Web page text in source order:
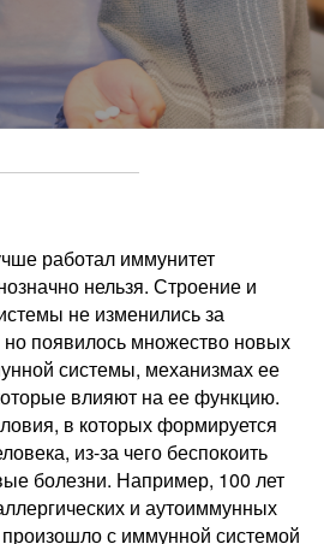
работал иммунитет
нельзя. Строение и
не изменились за
но появилось множество новых
системы, механизмах ее
влияют на ее функцию.
в которых формируется
из-за чего беспокоить
болезни. Например, 100 лет
и аутоиммунных
с иммунной системой